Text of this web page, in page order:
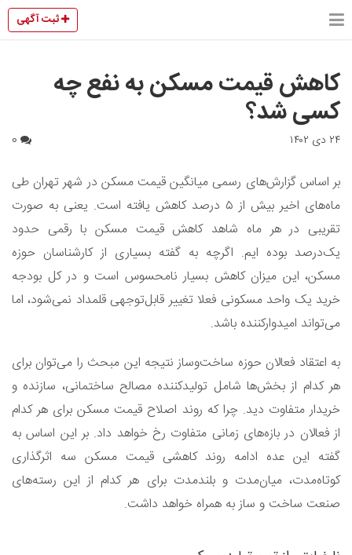
ثبت آگهی
کاهش قیمت مسکن به نفع چه
کسی شد؟
۲۴ دی ۱۴۰۲
بر اساس گزارش‌های رسمی میانگین قیمت مسکن در شهر تهران طی
ماه‌های اخیر بیش از ۵‌ درصد کاهش یافته است. یعنی به صورت
تقریبی در هر ماه شاهد کاهش قیمت مسکن با رقمی حدود
یک‌درصد بوده ایم. اگرچه به گفته بسیاری از کارشناسان حوزه
مسکن، این میزان کاهش بسیار نامحسوس است و در کل بودجه
خرید یک واحد مسکونی فعلا تغییر قابل‌توجهی قلمداد نمی‌شود، اما
می‌تواند امیدوار‌کننده باشد.
به اعتقاد فعالان حوزه ساخت‌وساز نتیجه این مبحث را می‌توان برای
هر کدام از بخش‌ها شامل تولیدکننده مصالح ساختمانی، سازنده و
خریدار متفاوت دید. چرا که روند اصلاح قیمت مسکن برای هر کدام
از فعالان در بازه‌های زمانی متفاوت رخ خواهد داد. بر این اساس به
گفته این عده ادامه روند کاهشی قیمت مسکن سه اثرگذاری
کوتاه‌مدت، میان‌مدت و بلندمدت برای هر کدام از این رسته‌های
صنعت ساخت و ساز به همراه خواهد داشت.